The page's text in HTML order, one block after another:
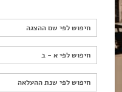
חיפוש לפי שם ההצגה
חיפוש לפי א - ב
חיפוש לפי א - ב
חיפוש לפי שנת ההעלאה
חיפוש לפי שנת ההעלאה